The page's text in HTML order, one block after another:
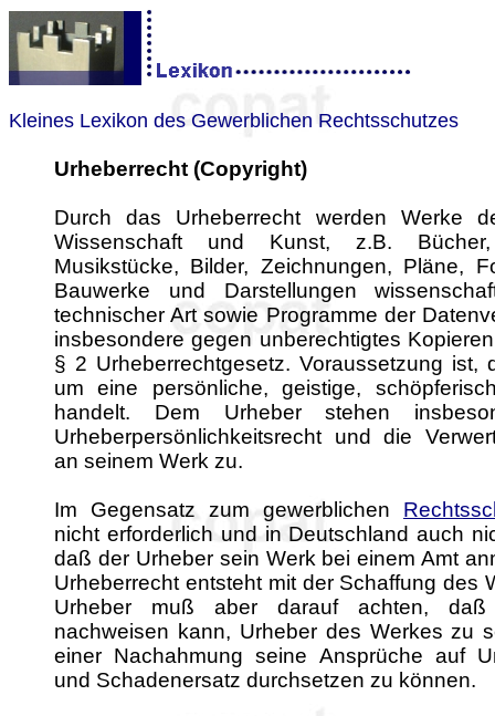
Kleines Lexikon des Gewerblichen Rechtsschutzes
Urheberrecht (Copyright)
Durch das Urheberrecht werden Werke
Wissenschaft und Kunst, z.B.
Musikstücke, Bilder, Zeichnungen, Pläne,
Bauwerke und Darstellungen
technischer Art sowie Programme der
insbesondere gegen unberechtigtes
§ 2 Urheberrechtgesetz. Voraussetzung ist,
um eine persönliche, geistige,
handelt. Dem Urheber stehen
Urheberpersönlichkeitsrecht und die
an seinem Werk zu.
Im Gegensatz zum gewerblichen
nicht erforderlich und in Deutschland auch
daß der Urheber sein Werk bei einem Amt
Urheberrecht entsteht mit der Schaffung des
Urheber muß aber darauf achten,
nachweisen kann, Urheber des Werkes zu
einer Nachahmung seine Ansprüche auf
und Schadenersatz durchsetzen zu können.